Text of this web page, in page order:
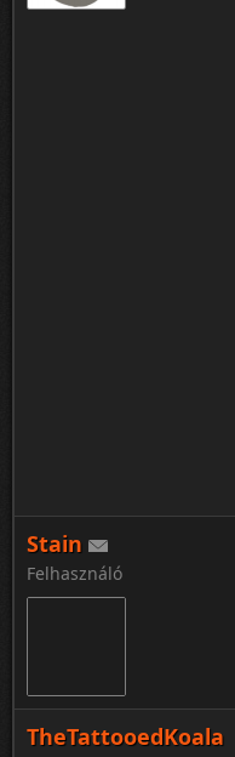
Stain
Felhasználó
TheTattooedKoala